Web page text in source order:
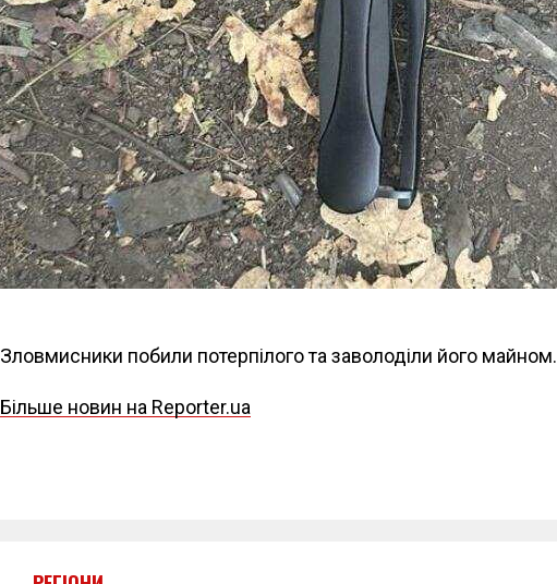
Зловмисники побили потерпілого та заволоділи його майном.
Більше новин на Reporter.ua